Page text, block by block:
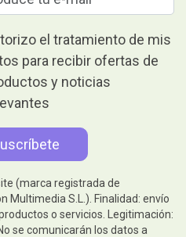
el tratamiento de mis
para recibir ofertas de
y noticias
(marca registrada de
Multimedia S.L.). Finalidad: envío
o servicios. Legitimación:
se comunicarán los datos a